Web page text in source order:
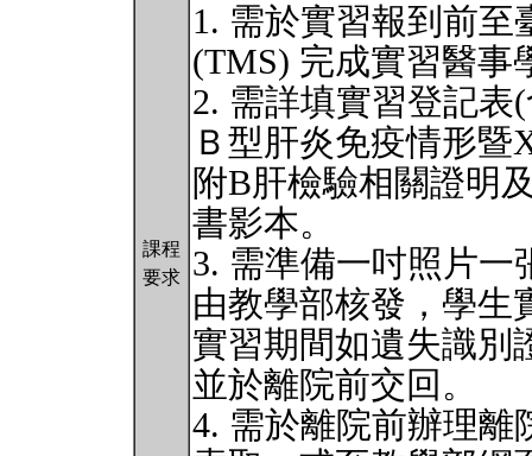
課程
要求
1. 需於實習報到前
(TMS) 完成實習醫事
2. 需詳填實習登記表
Ｂ型肝炎免疫情形
附B肝檢驗相關證明
書影本。
3. 需準備一吋照片一
由教學部核發，學生
實習期間如遺失識別
並於離院前交回。
4. 需於離院前辦理離